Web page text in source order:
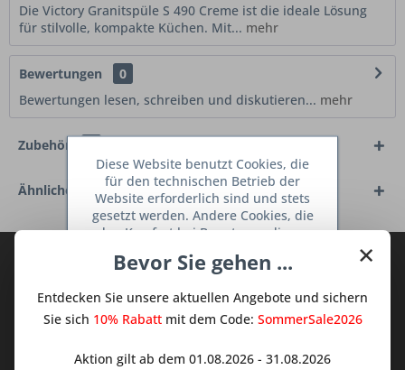
Die Victory Granitspüle S 490 Creme ist die ideale Lösung
für stilvolle, kompakte Küchen. Mit... mehr
Bewertungen
0
Bewertungen lesen, schreiben und diskutieren... mehr
Zubehör
Ähnliche Artikel
Abonnieren Sie den kostenlosen Deine
Sie keine Neuigkeit oder Aktion mehr aus
dem Traum Küchen - Shop.
×
Bevor Sie gehen ...
Entdecken Sie unsere aktuellen Angebote und sichern
Sie sich 10% Rabattmit dem Code: SommerSale2026
Aktion gilt ab dem 01.08.2026 - 31.08.2026
Diese Website benutzt Cookies, die
für den technischen Betrieb der
Website erforderlich sind und stets
gesetzt werden. Andere Cookies, die
den Komfort bei Benutzung dieser
dienen oder die Interaktion mit
Netzwerken vereinfachen sollen,
werden nur mit Ihrer Zustimmung